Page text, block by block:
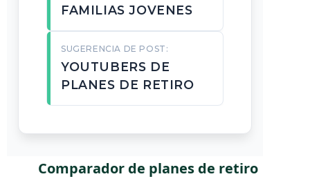
FAMILIAS JOVENES
SUGERENCIA DE POST:
YOUTUBERS DE
PLANES DE RETIRO
Comparador de planes de retiro